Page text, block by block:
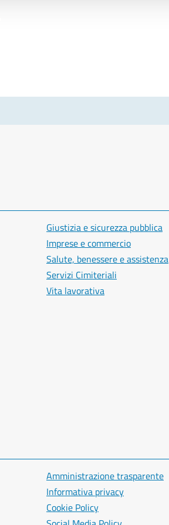
Giustizia e sicurezza pubblica
Imprese e commercio
Salute, benessere e assistenza
Servizi Cimiteriali
Vita lavorativa
Amministrazione trasparente
Informativa privacy
Cookie Policy